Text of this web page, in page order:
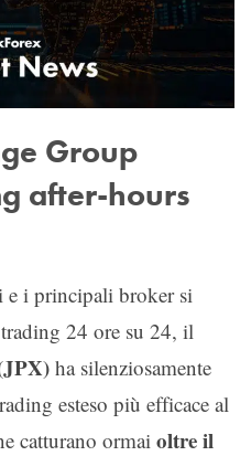
Group
after-hours
e i principali broker si
24 ore su 24, il
ha silenziosamente
esteso più efficace al
catturano ormai oltre il